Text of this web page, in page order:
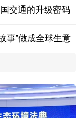
交通的升级密码
事”做成全球生意
费市场
发项目全面投产